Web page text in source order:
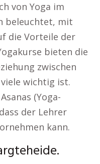
von Yoga im
beleuchtet, mit
die Vorteile der
bieten die
zwischen
wichtig ist.
(Yoga-
der Lehrer
kann.